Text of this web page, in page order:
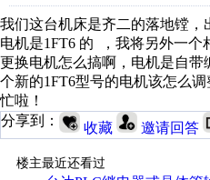
我们这台机床是齐二的落地镗，
电机是1FT6 的 ，我将另外一
更换电机怎么搞啊，电机是自
个新的1FT6型号的电机该怎么
忙啦！
分享到：
收藏 邀请回答
楼主最近还看过